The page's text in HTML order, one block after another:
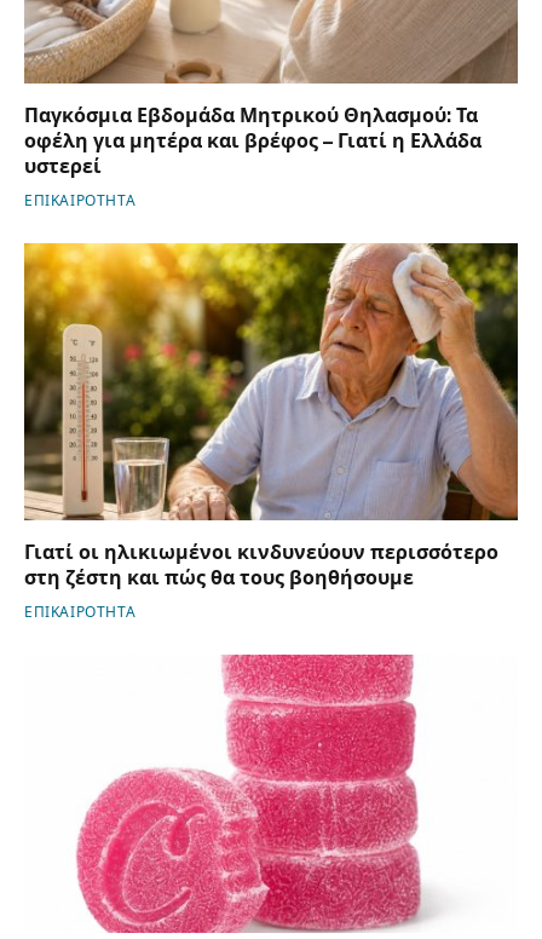
Παγκόσμια Εβδομάδα Μητρικού Θηλασμού: Τα
οφέλη για μητέρα και βρέφος – Γιατί η Ελλάδα
υστερεί
ΕΠΙΚΑΙΡΟΤΗΤΑ
Γιατί οι ηλικιωμένοι κινδυνεύουν περισσότερο
στη ζέστη και πώς θα τους βοηθήσουμε
ΕΠΙΚΑΙΡΟΤΗΤΑ